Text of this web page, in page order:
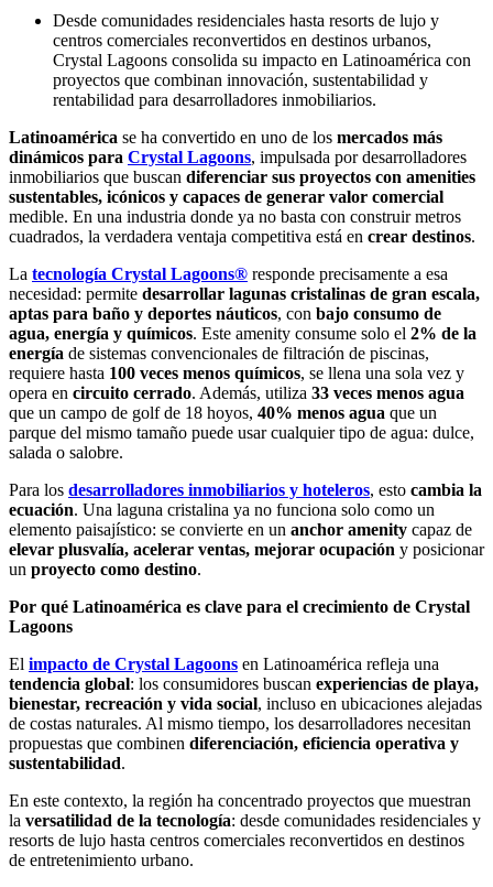
Desde comunidades residenciales hasta resorts de lujo y
centros comerciales reconvertidos en destinos urbanos,
Crystal Lagoons consolida su impacto en Latinoamérica con
proyectos que combinan innovación, sustentabilidad y
rentabilidad para desarrolladores inmobiliarios.
Latinoamérica se ha convertido en uno de los mercados más
dinámicos para Crystal Lagoons, impulsada por desarrolladores
inmobiliarios que buscan diferenciar sus proyectos con amenities
sustentables, icónicos y capaces de generar valor comercial
medible. En una industria donde ya no basta con construir metros
cuadrados, la verdadera ventaja competitiva está en crear destinos.
La tecnología Crystal Lagoons® responde precisamente a esa
necesidad: permite desarrollar lagunas cristalinas de gran escala,
aptas para baño y deportes náuticos, con bajo consumo de
agua, energía y químicos. Este amenity consume solo el 2% de la
energía de sistemas convencionales de filtración de piscinas,
requiere hasta 100 veces menos químicos, se llena una sola vez y
opera en circuito cerrado. Además, utiliza 33 veces menos agua
que un campo de golf de 18 hoyos, 40% menos agua que un
parque del mismo tamaño puede usar cualquier tipo de agua: dulce,
salada o salobre.
Para los desarrolladores inmobiliarios y hoteleros, esto cambia la
ecuación. Una laguna cristalina ya no funciona solo como un
elemento paisajístico: se convierte en un anchor amenity capaz de
elevar plusvalía, acelerar ventas, mejorar ocupación y posicionar
un proyecto como destino.
Por qué Latinoamérica es clave para el crecimiento de Crystal
Lagoons
El impacto de Crystal Lagoons en Latinoamérica refleja una
tendencia global: los consumidores buscan experiencias de playa,
bienestar, recreación y vida social, incluso en ubicaciones alejadas
de costas naturales. Al mismo tiempo, los desarrolladores necesitan
propuestas que combinen diferenciación, eficiencia operativa y
sustentabilidad.
En este contexto, la región ha concentrado proyectos que muestran
la versatilidad de la tecnología: desde comunidades residenciales y
resorts de lujo hasta centros comerciales reconvertidos en destinos
de entretenimiento urbano.